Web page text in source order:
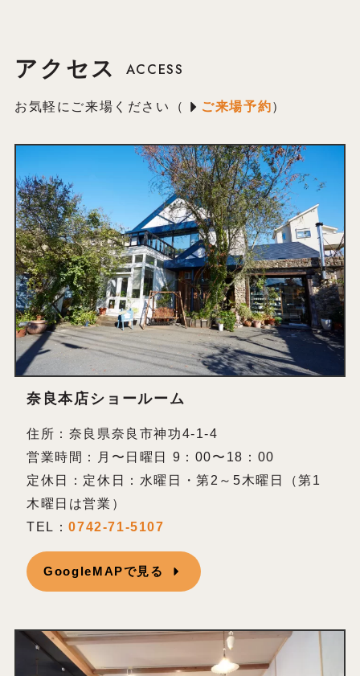
アクセス ACCESS
お気軽にご来場ください（ ご来場予約）
奈良本店ショールーム
住所：奈良県奈良市神功4-1-4
営業時間：月〜日曜日 9：00〜18：00
定休日：定休日：水曜日・第2～5木曜日（第1
木曜日は営業）
TEL：0742-71-5107
GoogleMAPで見る